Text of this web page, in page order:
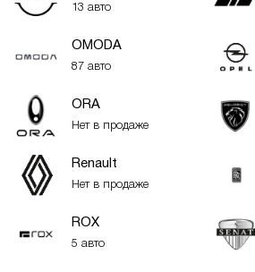
13 авто
OMODA
87 авто
ORA
Нет в продаже
Renault
Нет в продаже
ROX
5 авто